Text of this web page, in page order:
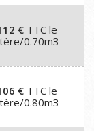
€ TTC le
0.70m3
€ TTC le
0.80m3